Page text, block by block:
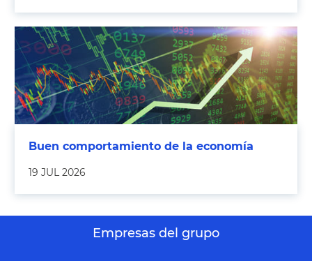
Buen comportamiento de la economía
19 JUL 2026
Empresas del grupo